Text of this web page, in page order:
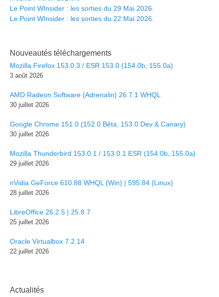
Le Point WInsider : les sorties du 29 Mai 2026.
Le Point WInsider : les sorties du 22 Mai 2026.
Nouveautés téléchargements
Mozilla Firefox 153.0.3 / ESR 153.0 (154.0b, 155.0a)
3 août 2026
AMD Radeon Software (Adrenalin) 26.7.1 WHQL
30 juillet 2026
Google Chrome 151.0 (152.0 Bêta, 153.0 Dev & Canary)
30 juillet 2026
Mozilla Thunderbird 153.0.1 / 153.0.1 ESR (154.0b, 155.0a)
29 juillet 2026
nVidia GeForce 610.88 WHQL (Win) | 595.84 (Linux)
28 juillet 2026
LibreOffice 26.2.5 | 25.8.7
25 juillet 2026
Oracle Virtualbox 7.2.14
22 juillet 2026
Actualités